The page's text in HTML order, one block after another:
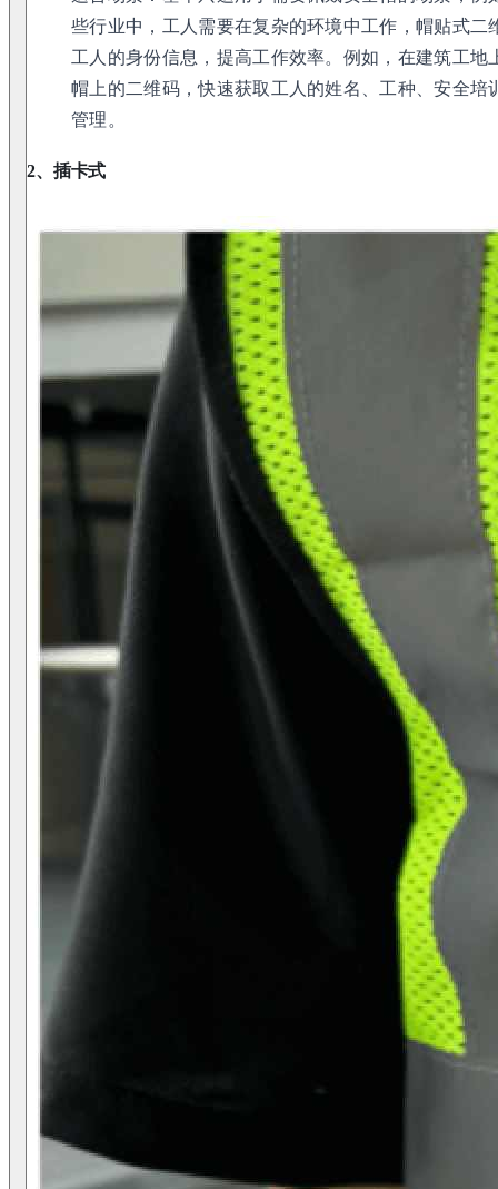
些行业中，工人需要在复杂的环境中工作，帽贴式
工人的身份信息，提高工作效率。例如，在建筑工
帽上的二维码，快速获取工人的姓名、工种、安全
管理。
2、插卡式